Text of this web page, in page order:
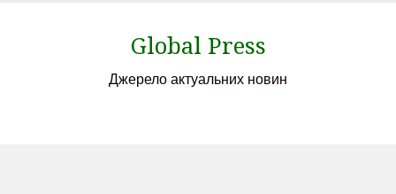
Global Press
Джерело актуальних новин